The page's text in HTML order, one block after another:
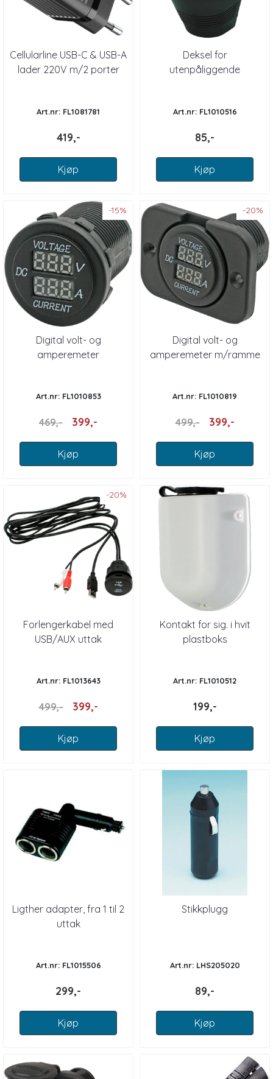
Cellularline USB-C & USB-A
lader 220V m/2 porter
Art.nr: FL1081781
419,-
Kjøp
Deksel for
utenpåliggende
Art.nr: FL1010516
85,-
Kjøp
-15%
Digital volt- og
amperemeter
Art.nr: FL1010853
469,- 399,-
Kjøp
-20%
Digital volt- og
amperemeter m/ramme
Art.nr: FL1010819
499,- 399,-
Kjøp
-20%
Forlengerkabel med
USB/AUX uttak
Art.nr: FL1013643
499,- 399,-
Kjøp
Kontakt for sig. i hvit
plastboks
Art.nr: FL1010512
199,-
Kjøp
Ligther adapter, fra 1 til 2
uttak
Art.nr: FL1015506
299,-
Kjøp
Stikkplugg
Art.nr: LHS205020
89,-
Kjøp